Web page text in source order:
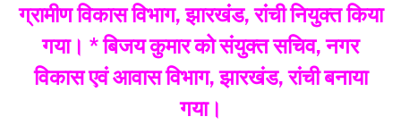
ग्रामीण विकास विभाग, झारखंड, रांची नियुक्त किया
गया। * बिजय कुमार को संयुक्त सचिव, नगर
विकास एवं आवास विभाग, झारखंड, रांची बनाया
गया।